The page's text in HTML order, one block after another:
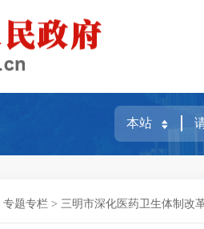
专题专栏 > 三明市深化医药卫生体制改